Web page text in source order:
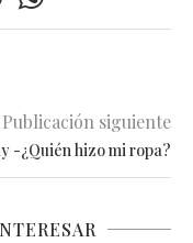
Publicación siguiente
-¿Quién hizo mi ropa?